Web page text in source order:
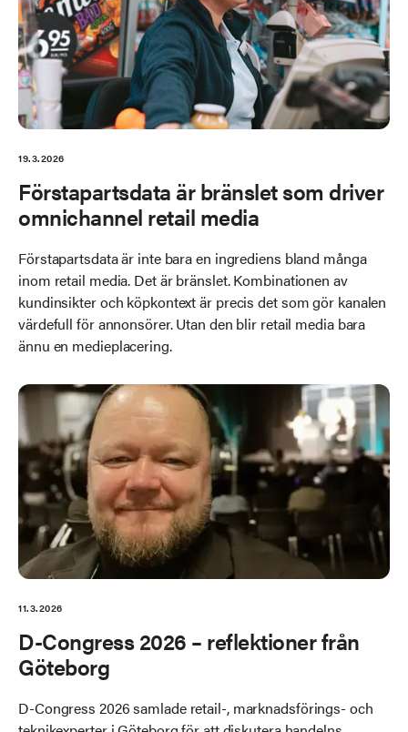
19.3.2026
Förstapartsdata är bränslet som driver
omnichannel retail media
Förstapartsdata är inte bara en ingrediens bland många
inom retail media. Det är bränslet. Kombinationen av
kundinsikter och köpkontext är precis det som gör kanalen
värdefull för annonsörer. Utan den blir retail media bara
ännu en medieplacering.
11.3.2026
D-Congress 2026 – reflektioner från
Göteborg
D-Congress 2026 samlade retail-, marknadsförings- och